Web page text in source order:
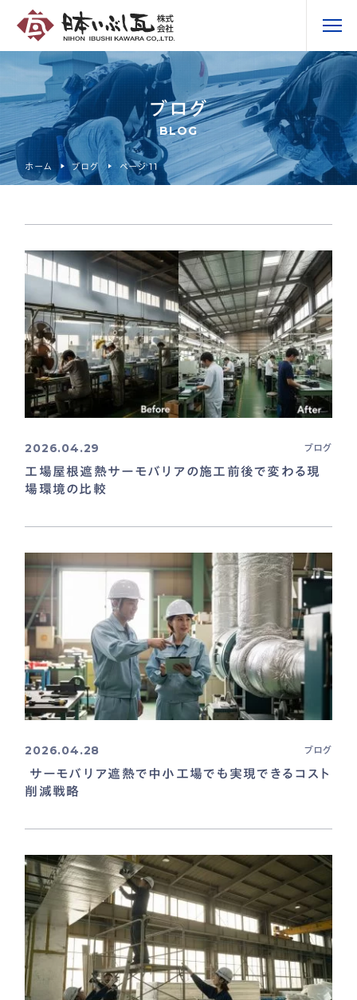
ブログ
BLOG
ホーム ブログ ページ 11
2026.04.29 ブログ
工場屋根遮熱サーモバリアの施工前後で変わる現
場環境の比較
2026.04.28 ブログ
サーモバリア遮熱で中小工場でも実現できるコスト
削減戦略